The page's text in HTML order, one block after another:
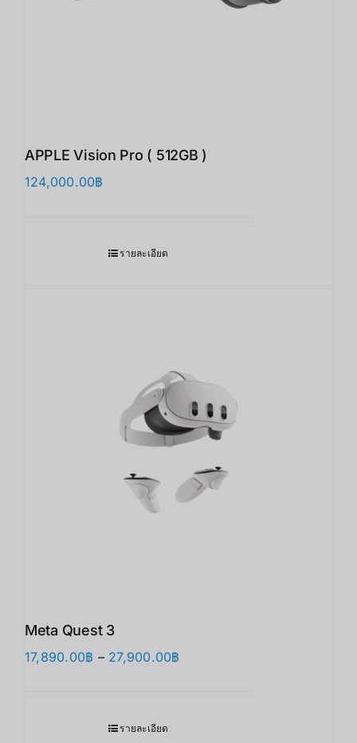
APPLE Vision Pro ( 512GB )
124,000.00฿
รายละเอียด
Meta Quest 3
17,890.00฿ – 27,900.00฿
รายละเอียด